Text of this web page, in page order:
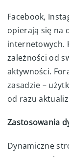
Facebook,
opierają się na
internetowych.
zależności od
aktywności.
zasadzie –
od razu
Zastosowania
Dynamiczne